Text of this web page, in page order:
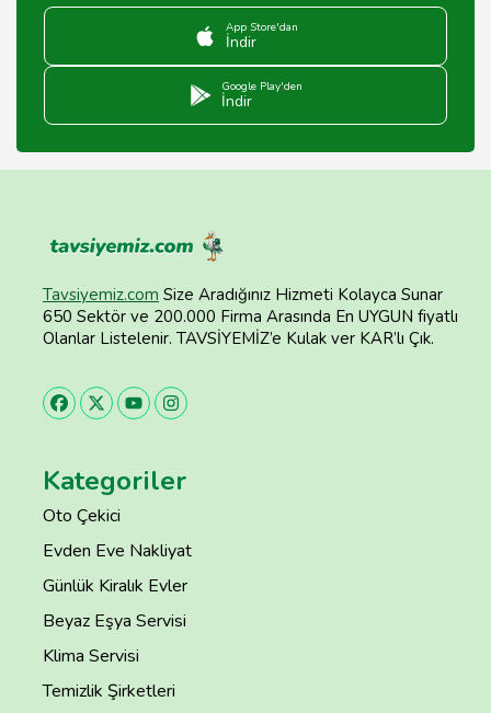
App Store'dan
İndir
Google Play'den
İndir
Tavsiyemiz.com Size Aradığınız Hizmeti Kolayca Sunar
650 Sektör ve 200.000 Firma Arasında En UYGUN fiyatlı
Olanlar Listelenir. TAVSİYEMİZ’e Kulak ver KAR’lı Çık.
Kategoriler
Oto Çekici
Evden Eve Nakliyat
Günlük Kiralık Evler
Beyaz Eşya Servisi
Klima Servisi
Temizlik Şirketleri